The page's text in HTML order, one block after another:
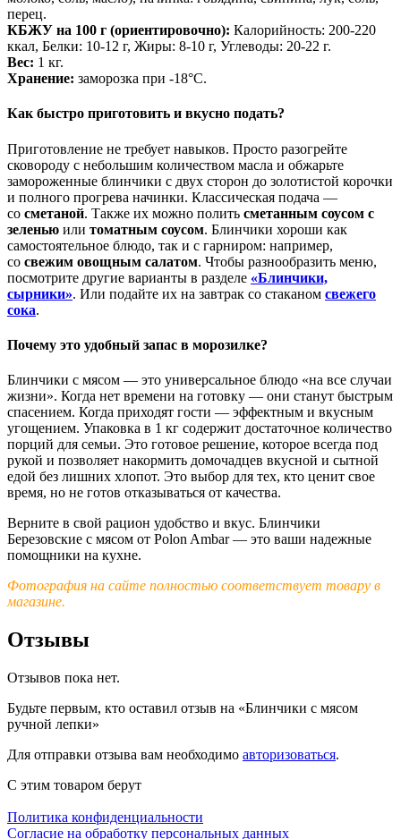
перец.
КБЖУ на 100 г (ориентировочно): Калорийность: 200-220
ккал, Белки: 10-12 г, Жиры: 8-10 г, Углеводы: 20-22 г.
Вес: 1 кг.
Хранение: заморозка при -18°C.
Как быстро приготовить и вкусно подать?
Приготовление не требует навыков. Просто разогрейте
сковороду с небольшим количеством масла и обжарьте
замороженные блинчики с двух сторон до золотистой корочки
и полного прогрева начинки. Классическая подача —
со сметаной. Также их можно полить сметанным соусом с
зеленью или томатным соусом. Блинчики хороши как
самостоятельное блюдо, так и с гарниром: например,
со свежим овощным салатом. Чтобы разнообразить меню,
посмотрите другие варианты в разделе «Блинчики,
сырники». Или подайте их на завтрак со стаканом свежего
сока.
Почему это удобный запас в морозилке?
Блинчики с мясом — это универсальное блюдо «на все случаи
жизни». Когда нет времени на готовку — они станут быстрым
спасением. Когда приходят гости — эффектным и вкусным
угощением. Упаковка в 1 кг содержит достаточное количество
порций для семьи. Это готовое решение, которое всегда под
рукой и позволяет накормить домочадцев вкусной и сытной
едой без лишних хлопот. Это выбор для тех, кто ценит свое
время, но не готов отказываться от качества.
Верните в свой рацион удобство и вкус. Блинчики
Березовские с мясом от Polon Ambar — это ваши надежные
помощники на кухне.
Фотография на сайте полностью соответствует товару в
магазине.
Отзывы
Отзывов пока нет.
Будьте первым, кто оставил отзыв на «Блинчики с мясом
ручной лепки»
Для отправки отзыва вам необходимо авторизоваться.
С этим товаром берут
Политика конфиденциальности
Cогласие на обработку персональных данных